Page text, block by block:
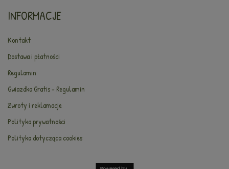
INFORMACJE
Kontakt
Dostawa i płatności
Regulamin
Gwiazdka Gratis - Regulamin
Zwroty i reklamacje
Polityka prywatności
Polityka dotycząca cookies